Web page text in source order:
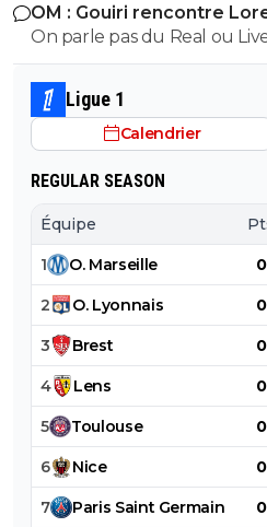
OM : Gouiri rencontre
On parle pas du Real ou
mec qui souhaite
baltringue
Ligue 1
Calendrier
REGULAR SEASON
Équipe
1 O. Marseille 0
2 O. Lyonnais 0
3 Brest 0
4 Lens 0
5 Toulouse 0
6 Nice 0
7 Paris Saint Germain 0